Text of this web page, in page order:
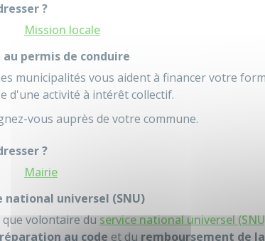
?
Mission locale
au permis de conduire
municipalités vous aident à financer votre
d'une activité à intérêt collectif.
vous auprès de votre commune.
?
Mairie
national universel (SNU)
que volontaire duservice national universel
au code et du remboursement de la